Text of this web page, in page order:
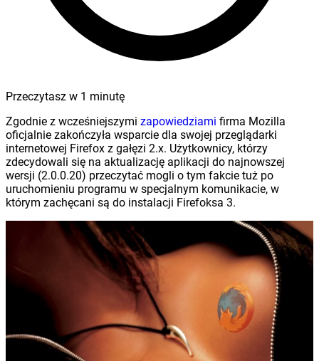
Przeczytasz w 1 minutę
Zgodnie z wcześniejszymi zapowiedziami firma Mozilla
oficjalnie zakończyła wsparcie dla swojej przeglądarki
internetowej Firefox z gałęzi 2.x. Użytkownicy, którzy
zdecydowali się na aktualizację aplikacji do najnowszej
wersji (2.0.0.20) przeczytać mogli o tym fakcie tuż po
uruchomieniu programu w specjalnym komunikacie, w
którym zachęcani są do instalacji Firefoksa 3.